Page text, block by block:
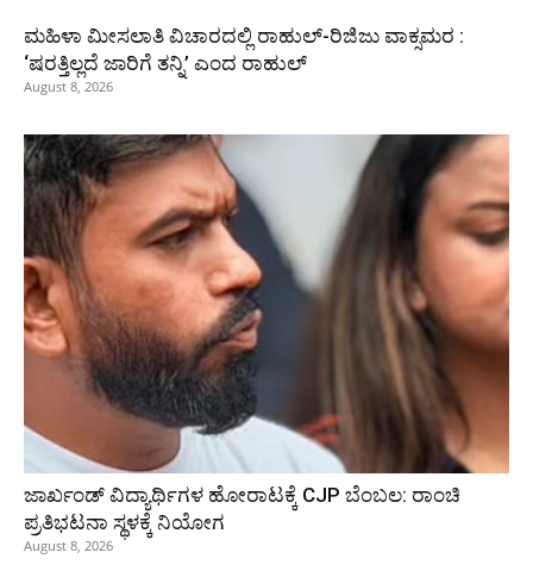
ಮಹಿಳಾ ಮೀಸಲಾತಿ ವಿಚಾರದಲ್ಲಿ ರಾಹುಲ್‌-ರಿಜಿಜು ವಾಕ್ಸಮರ :
‘ಷರತ್ತಿಲ್ಲದೆ ಜಾರಿಗೆ ತನ್ನಿ’ ಎಂದ ರಾಹುಲ್‌
August 8, 2026
ಜಾರ್ಖಂಡ್‌ ವಿದ್ಯಾರ್ಥಿಗಳ ಹೋರಾಟಕ್ಕೆ CJP ಬೆಂಬಲ: ರಾಂಚಿ
ಪ್ರತಿಭಟನಾ ಸ್ಥಳಕ್ಕೆ ನಿಯೋಗ
August 8, 2026